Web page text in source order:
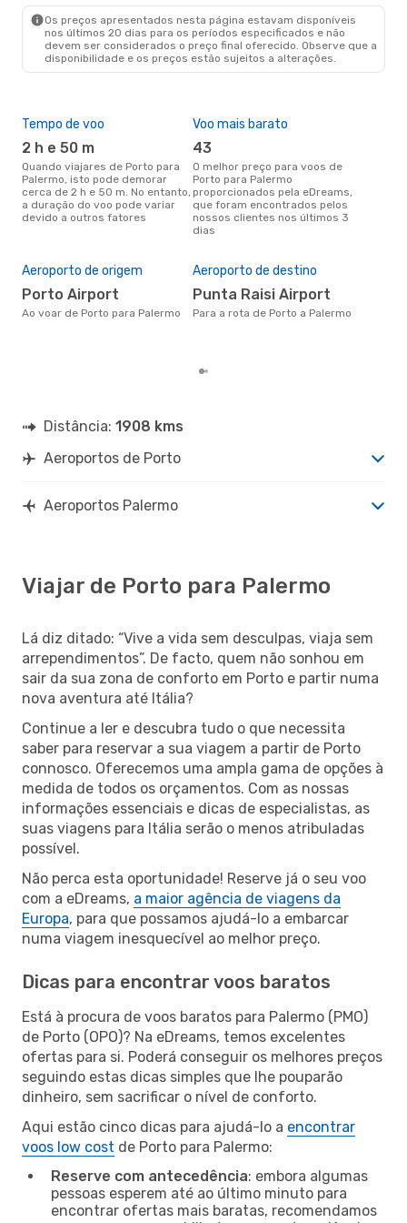
Os preços apresentados nesta página estavam disponíveis
nos últimos 20 dias para os períodos especificados e não
devem ser considerados o preço final oferecido. Observe que a
disponibilidade e os preços estão sujeitos a alterações.
Tempo de voo
2 h e 50 m
Quando viajares de Porto para
Palermo, isto pode demorar
cerca de 2 h e 50 m. No entanto,
a duração do voo pode variar
devido a outros fatores
Voo mais barato
43
O melhor preço para voos de
Porto para Palermo
proporcionados pela eDreams,
que foram encontrados pelos
nossos clientes nos últimos 3
dias
Aeroporto de origem
Porto Airport
Ao voar de Porto para Palermo
Aeroporto de destino
Punta Raisi Airport
Para a rota de Porto a Palermo
Distância: 1908 kms
Aeroportos de Porto
Aeroportos Palermo
Viajar de Porto para Palermo
Lá diz ditado: “Vive a vida sem desculpas, viaja sem
arrependimentos”. De facto, quem não sonhou em
sair da sua zona de conforto em Porto e partir numa
nova aventura até Itália?
Continue a ler e descubra tudo o que necessita
saber para reservar a sua viagem a partir de Porto
connosco. Oferecemos uma ampla gama de opções à
medida de todos os orçamentos. Com as nossas
informações essenciais e dicas de especialistas, as
suas viagens para Itália serão o menos atribuladas
possível.
Não perca esta oportunidade! Reserve já o seu voo
com a eDreams, a maior agência de viagens da
Europa, para que possamos ajudá-lo a embarcar
numa viagem inesquecível ao melhor preço.
Dicas para encontrar voos baratos
Está à procura de voos baratos para Palermo (PMO)
de Porto (OPO)? Na eDreams, temos excelentes
ofertas para si. Poderá conseguir os melhores preços
seguindo estas dicas simples que lhe pouparão
dinheiro, sem sacrificar o nível de conforto.
Aqui estão cinco dicas para ajudá-lo a encontrar
voos low cost de Porto para Palermo:
Reserve com antecedência: embora algumas
pessoas esperem até ao último minuto para
encontrar ofertas mais baratas, recomendamos